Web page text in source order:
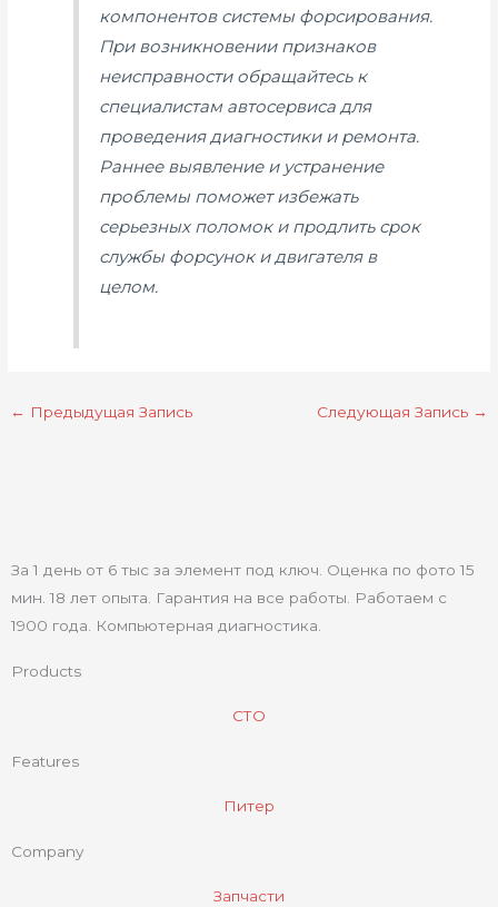
компонентов системы форсирования.
При возникновении признаков
неисправности обращайтесь к
специалистам автосервиса для
проведения диагностики и ремонта.
Раннее выявление и устранение
проблемы поможет избежать
серьезных поломок и продлить срок
службы форсунок и двигателя в
целом.
← Предыдущая Запись Следующая Запись →
За 1 день от 6 тыс за элемент под ключ. Оценка по фото 15
мин. 18 лет опыта. Гарантия на все работы. Работаем с
1900 года. Компьютерная диагностика.
Products
СТО
Features
Питер
Company
Запчасти